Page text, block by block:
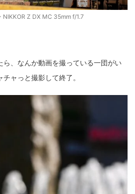
NIKKOR Z DX MC 35mm f/1.7
ら、なんか動画を撮っている一団がい
ャっと撮影して終了。